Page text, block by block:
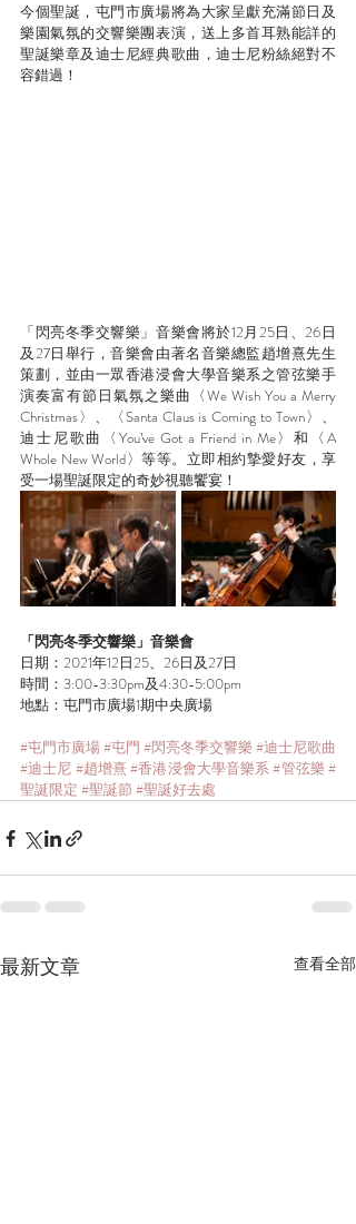
今個聖誕，屯門市廣場將為大家呈獻充滿節日及
樂園氣氛的交響樂團表演，送上多首耳熟能詳的
聖誕樂章及迪士尼經典歌曲，迪士尼粉絲絕對不
容錯過！
「閃亮冬季交響樂」音樂會將於12月25日、26日
及27日舉行，音樂會由著名音樂總監趙增熹先生
策劃，並由一眾香港浸會大學音樂系之管弦樂手
演奏富有節日氣氛之樂曲〈We Wish You a Merry
Christmas〉、〈Santa Claus is Coming to Town〉、
迪士尼歌曲〈You’ve Got a Friend in Me〉和〈A
Whole New World〉等等。立即相約摯愛好友，享
受一場聖誕限定的奇妙視聽饗宴！
「閃亮冬季交響樂」音樂會
日期：2021年12日25、26日及27日
時間：3:00-3:30pm及4:30-5:00pm
地點：屯門市廣場1期中央廣場
#屯門市廣場#屯門 #閃亮冬季交響樂 #迪士尼歌曲
#迪士尼 #趙增熹#香港浸會大學音樂系#管弦樂 #
聖誕限定 #聖誕節 #聖誕好去處
最新文章 查看全部